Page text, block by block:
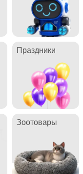
Праздники
Зоотовары